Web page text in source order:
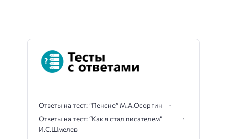
Ответы на тест: “Пенсне” М.А.Осоргин
Ответы на тест: “Как я стал писателем”
И.С.Шмелев